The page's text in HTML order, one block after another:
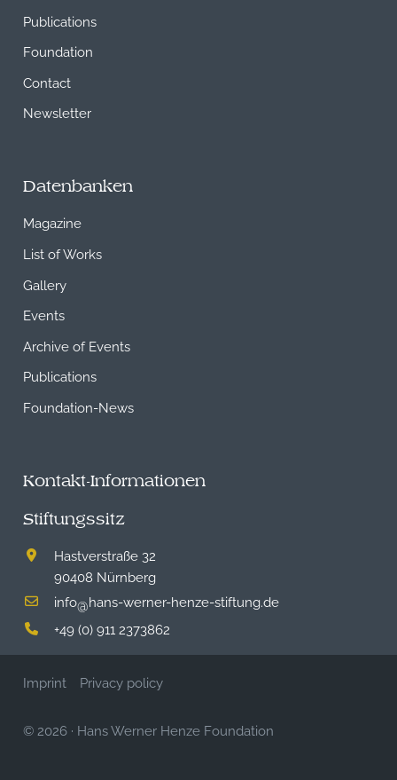
Publications
Foundation
Contact
Newsletter
Datenbanken
Magazine
List of Works
Gallery
Events
Archive of Events
Publications
Foundation-News
Kontakt-Informationen
Stiftungssitz
Hastverstraße 32
90408 Nürnberg
info@hans-werner-henze-stiftung.de
+49 (0) 911 2373862
Imprint Privacy policy
© 2026 · Hans Werner Henze Foundation